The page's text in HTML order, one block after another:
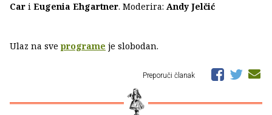
Car i Eugenia Ehgartner. Moderira: Andy Jelčić
Ulaz na sve programe je slobodan.
Preporuči članak